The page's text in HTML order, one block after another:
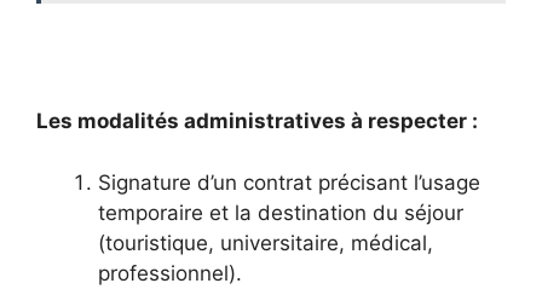
Les modalités administratives à respecter :
Signature d’un contrat précisant l’usage
temporaire et la destination du séjour
(touristique, universitaire, médical,
professionnel).